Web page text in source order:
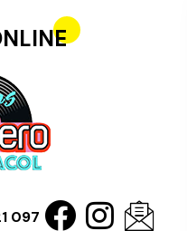
097